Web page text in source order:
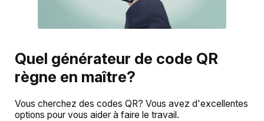
Quel générateur de code QR
règne en maître?
Vous cherchez des codes QR? Vous avez d'excellentes
options pour vous aider à faire le travail.